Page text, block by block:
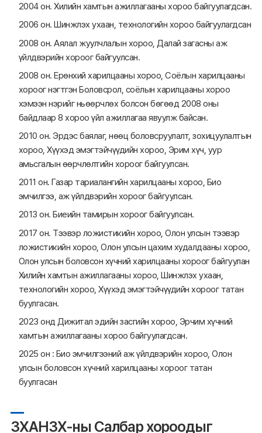
2004 он. Хилийн хамтын ажиллагааны хороо байгуулагдсан.
2006 он. Шинжлэх ухаан, технологийн хороо байгуулагдсан
2008 он. Аялал жуулчлалын хороо, Далай загасны аж
үйлдвэрийн хороог байгуулсан.
2008 он. Ерөнхий харилцааны хороо, Соёлын харилцааны
хороог нэгтгэн Боловсрол, соёлын харилцааны хороо
хэмээн нэрийг ньөөрчлөх болсон бөгөөд 2008 оны
байдлаар 8 хороо үйл ажиллагаа явуулж байсан.
2010 он. Эрдэс баялаг, нөөц боловсруулалт, зохицуулалтын
хороо, Хүүхэд эмэгтэйчүүдийн хороо, Эрим хүч, уур
амьсгалын өөрчлөлтийн хороог байгуулсан.
2011 он. Газар тариалангийн харилцааны хороо, Био
эмчилгээ, аж үйлдвэрийн хороог байгуулсан.
2013 он. Биеийн тамирын хороог байгуулсан.
2017 он. Тээвэр ложистикийн хороо, Олон улсын тээвэр
ложистикийн хороо, Олон улсын цахим худалдааны хороо,
Олон улсын боловсон хүчний харилцааны хороог байгуулан
Хилийн хамтын ажиллагааны хороо, Шинжлэх ухаан,
технологийн хороо, Хүүхэд эмэгтэйчүүдийн хороог татан
буулгасан.
2023 онд Дижитал эдийн засгийн хороо, Эрчим хүчний
хамтын ажиллагааны хороо байгуулагдсан.
2025 он : Био эмчилгээний аж үйлдвэрийн хороо, Олон
улсын боловсон хүчний харилцааны хороог татан
буулгасан
ЗХАНЗХ-ны Салбар хороодыг